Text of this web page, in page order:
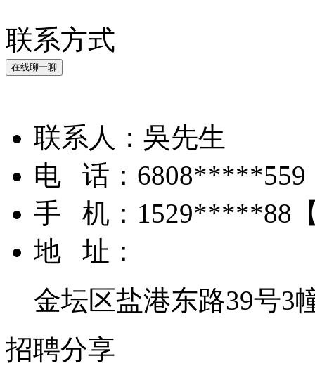
联系方式
在线聊一聊
联系人： 吳先生
电 话： 6808*****559
手 机： 1529*****88
地 址：
金坛区盐港东路39号3
招聘分享